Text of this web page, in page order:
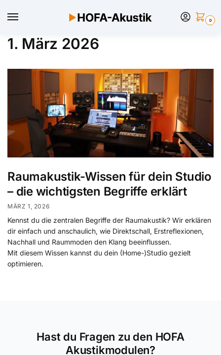
0
1. März 2026
Raumakustik-Wissen für dein Studio
– die wichtigsten Begriffe erklärt
MÄRZ 1, 2026
Kennst du die zentralen Begriffe der Raumakustik? Wir erklären
dir einfach und anschaulich, wie Direktschall, Erstreflexionen,
Nachhall und Raummoden den Klang beeinflussen.
Mit diesem Wissen kannst du dein (Home-)Studio gezielt
optimieren.
Hast du Fragen zu den HOFA
Akustikmodulen?